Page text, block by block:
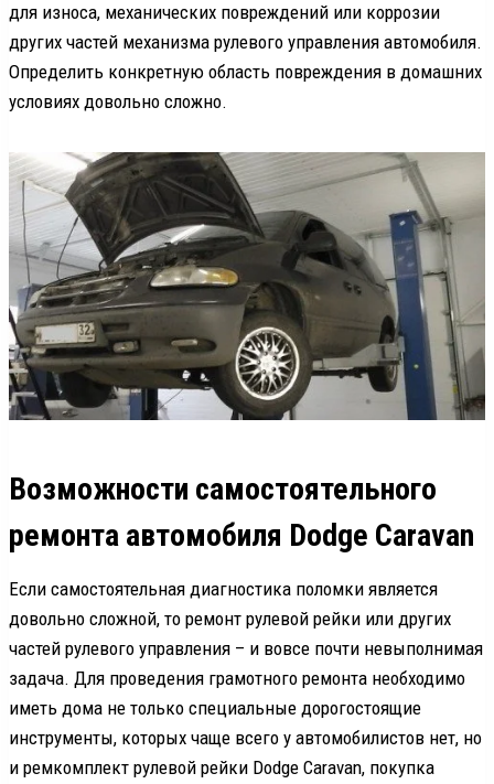
для износа, механических повреждений или коррозии
других частей механизма рулевого управления автомобиля.
Определить конкретную область повреждения в домашних
условиях довольно сложно.
Возможности самостоятельного
ремонта автомобиля Dodge Caravan
Если самостоятельная диагностика поломки является
довольно сложной, то ремонт рулевой рейки или других
частей рулевого управления – и вовсе почти невыполнимая
задача. Для проведения грамотного ремонта необходимо
иметь дома не только специальные дорогостоящие
инструменты, которых чаще всего у автомобилистов нет, но
и ремкомплект рулевой рейки Dodge Caravan, покупка